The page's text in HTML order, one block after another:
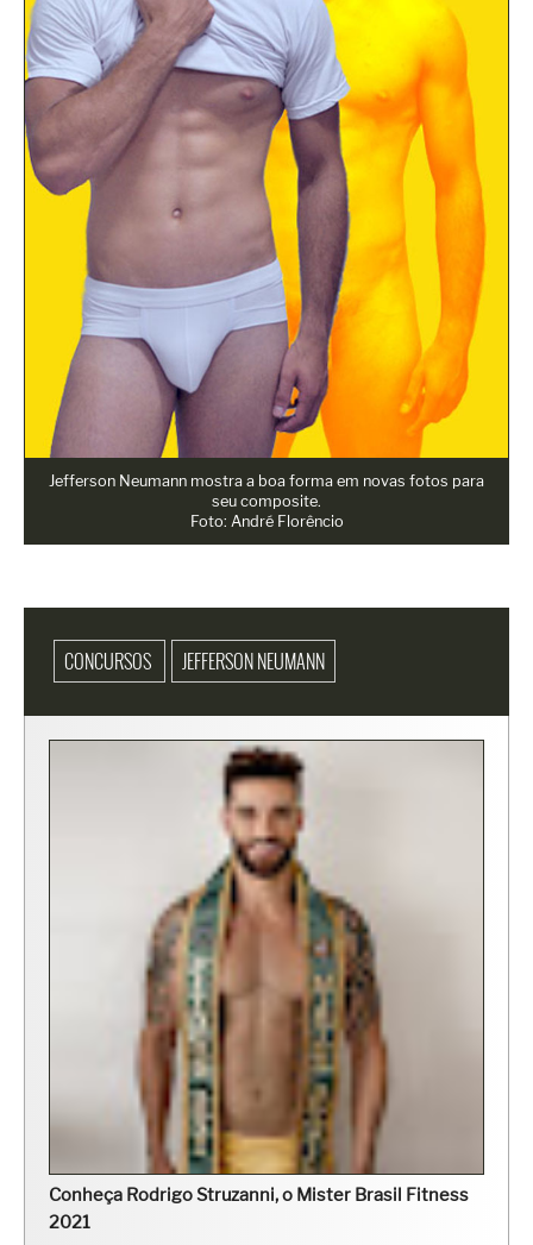
Jefferson Neumann mostra a boa forma em novas fotos para
seu composite.
Foto: André Florêncio
CONCURSOS JEFFERSON NEUMANN
Conheça Rodrigo Struzanni, o Mister Brasil Fitness
2021